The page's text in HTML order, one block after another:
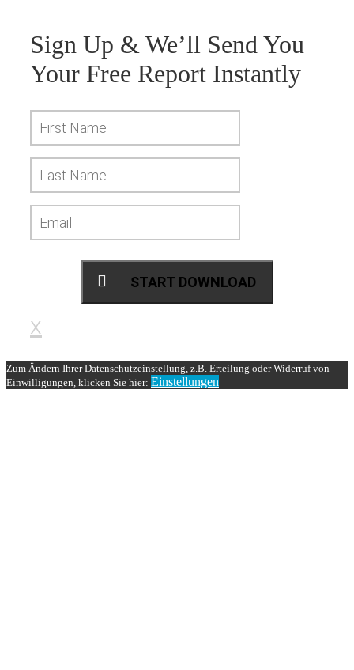
Sign Up & We’ll Send You
Your Free Report Instantly
START DOWNLOAD
x
Zum Ändern Ihrer Datenschutzeinstellung, z.B. Erteilung oder Widerruf von
Einwilligungen, klicken Sie hier: Einstellungen